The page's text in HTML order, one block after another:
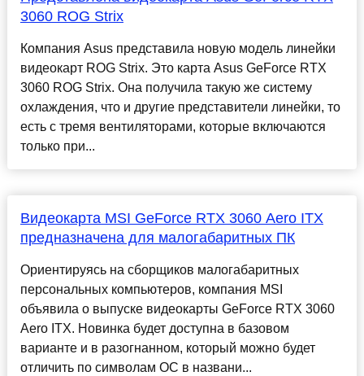
3060 ROG Strix
Компания Asus представила новую модель линейки
видеокарт ROG Strix. Это карта Asus GeForce RTX
3060 ROG Strix. Она получила такую же систему
охлаждения, что и другие представители линейки, то
есть с тремя вентиляторами, которые включаются
только при...
Видеокарта MSI GeForce RTX 3060 Aero ITX
предназначена для малогабаритных ПК
Ориентируясь на сборщиков малогабаритных
персональных компьютеров, компания MSI
объявила о выпуске видеокарты GeForce RTX 3060
Aero ITX. Новинка будет доступна в базовом
варианте и в разогнанном, который можно будет
отличить по символам OC в названи...